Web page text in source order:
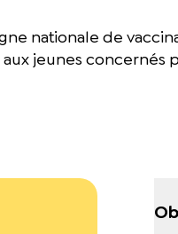
nationale de
jeunes concernés